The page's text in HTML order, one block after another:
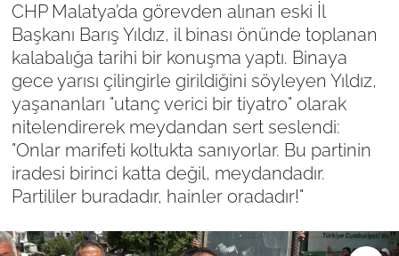
CHP Malatya’da görevden alınan eski İl
Başkanı Barış Yıldız, il binası önünde toplanan
kalabalığa tarihi bir konuşma yaptı. Binaya
gece yarısı çilingirle girildiğini söyleyen Yıldız,
yaşananları "utanç verici bir tiyatro" olarak
nitelendirerek meydandan sert seslendi:
"Onlar marifeti koltukta sanıyorlar. Bu partinin
iradesi birinci katta değil, meydandadır.
Partililer buradadır, hainler oradadır!"